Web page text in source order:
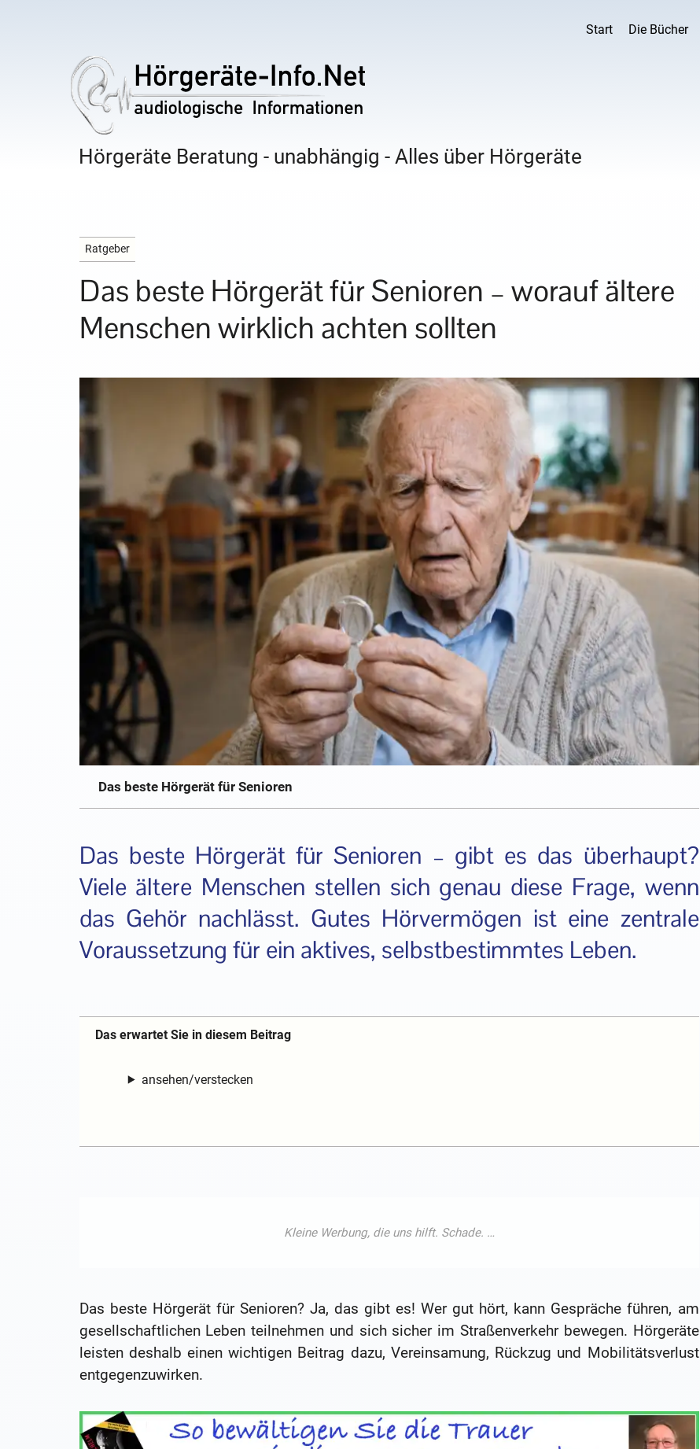
Start Die Bücher
Hörgeräte Beratung - unabhängig - Alles über Hörgeräte
Ratgeber
Das beste Hörgerät für Senioren – worauf ältere
Menschen wirklich achten sollten
Das beste Hörgerät für Senioren
Das beste Hörgerät für Senioren – gibt es das überhaupt?
Viele ältere Menschen stellen sich genau diese Frage, wenn
das Gehör nachlässt. Gutes Hörvermögen ist eine zentrale
Voraussetzung für ein aktives, selbstbestimmtes Leben.
Das erwartet Sie in diesem Beitrag
ansehen/verstecken
Das beste Hörgerät für Senioren? Ja, das gibt es! Wer gut hört, kann Gespräche führen, am
gesellschaftlichen Leben teilnehmen und sich sicher im Straßenverkehr bewegen. Hörgeräte
leisten deshalb einen wichtigen Beitrag dazu, Vereinsamung, Rückzug und Mobilitätsverlust
entgegenzuwirken.